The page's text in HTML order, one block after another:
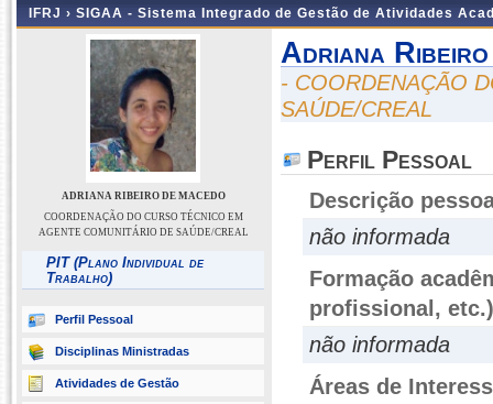
IFRJ › SIGAA - Sistema Integrado de Gestão de Atividades
ADRIANA RIBEIRO DE MACEDO
COORDENAÇÃO DO CURSO TÉCNICO EM
AGENTE COMUNITÁRIO DE SAÚDE/CREAL
PIT (Plano Individual de
Trabalho)
Perfil Pessoal
Disciplinas Ministradas
Atividades de Gestão
Adriana
- COORDENAÇÃO
SAÚDE/CREAL
Perfil Pessoal
Descrição
não informada
Formação
profissional, etc.)
não informada
Áreas de